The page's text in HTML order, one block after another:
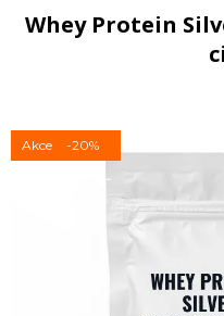
Whey Protein
Akce -20%